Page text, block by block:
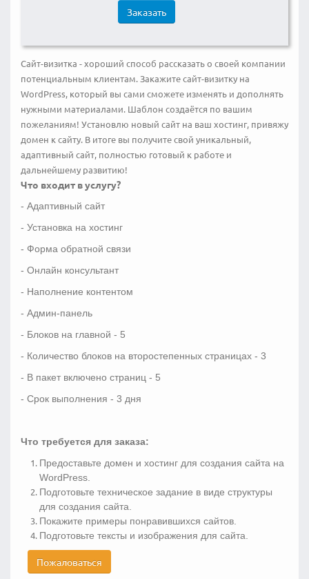
Заказать
Сайт-визитка - хороший способ рассказать о своей компании
потенциальным клиентам. Закажите сайт-визитку на
WordPress, который вы сами сможете изменять и дополнять
нужными материалами. Шаблон создаётся по вашим
пожеланиям! Установлю новый сайт на ваш хостинг, привяжу
домен к сайту. В итоге вы получите свой уникальный,
адаптивный сайт, полностью готовый к работе и
дальнейшему развитию!
Что входит в услугу?
- Адаптивный сайт
- Установка на хостинг
- Форма обратной связи
- Онлайн консультант
- Наполнение контентом
- Админ-панель
- Блоков на главной - 5
- Количество блоков на второстепенных страницах - 3
- В пакет включено страниц - 5
- Срок выполнения - 3 дня
Что требуется для заказа:
Предоставьте домен и хостинг для создания сайта на
WordPress.
Подготовьте техническое задание в виде структуры
для создания сайта.
Покажите примеры понравившихся сайтов.
Подготовьте тексты и изображения для сайта.
Пожаловаться